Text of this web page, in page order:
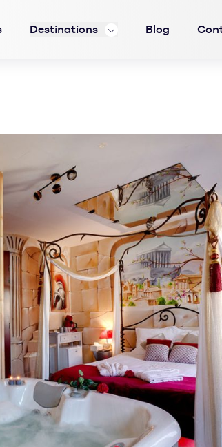
Destinations Blog